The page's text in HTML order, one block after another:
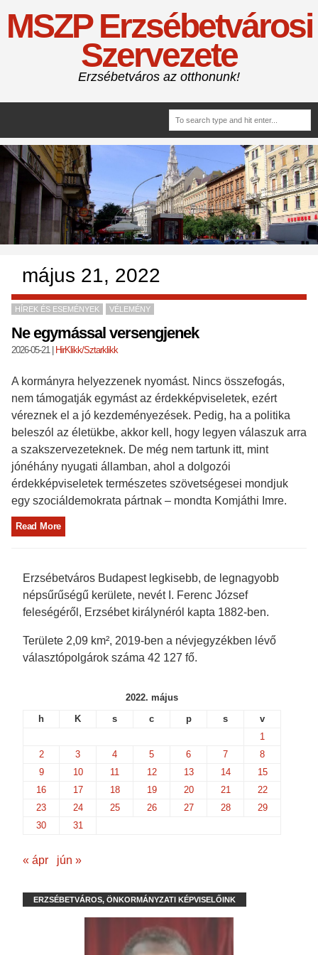
MSZP Erzsébetvárosi
Szervezete
Erzsébetváros az otthonunk!
május 21, 2022
HÍREK ÉS ESEMÉNYEK VÉLEMÉNY
Ne egymással versengjenek
2026-05-21| HirKlikk/Sztarklikk
A kormányra helyezzenek nyomást. Nincs összefogás,
nem támogatják egymást az érdekképviseletek, ezért
véreznek el a jó kezdeményezések. Pedig, ha a politika
beleszól az életükbe, akkor kell, hogy legyen válaszuk arra
a szakszervezeteknek. De még nem tartunk itt, mint
jónéhány nyugati államban, ahol a dolgozói
érdekképviseletek természetes szövetségesei mondjuk
egy szociáldemokrata pártnak – mondta Komjáthi Imre.
Read More
Erzsébetváros Budapest legkisebb, de legnagyobb
népsűrűségű kerülete, nevét I. Ferenc József
feleségéről, Erzsébet királynéról kapta 1882-ben.
Területe 2,09 km², 2019-ben a névjegyzékben lévő
választópolgárok száma 42 127 fő.
2022. május
h
K s c p s
v
1
2
3 4 5 6 7
8
9
10 11 12 13 14
15
16
17 18 19 20 21
22
23
24 25 26 27 28
29
30
31
« ápr jún »
ERZSÉBETVÁROS, ÖNKORMÁNYZATI KÉPVISELŐINK